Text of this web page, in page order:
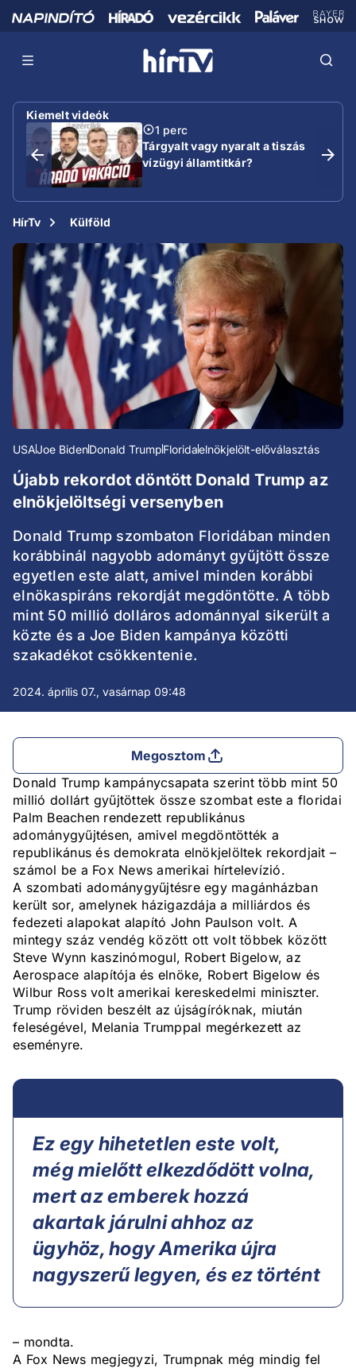
Kiemelt videók
1 perc
Tárgyalt vagy nyaralt a tiszás
vízügyi államtitkár?
HírTv Külföld
USAJoe BidenDonald TrumpFloridaelnökjelölt-előválasztás
Újabb rekordot döntött Donald Trump az
elnökjelöltségi versenyben
Donald Trump szombaton Floridában minden
korábbinál nagyobb adományt gyűjtött össze
egyetlen este alatt, amivel minden korábbi
elnökaspiráns rekordját megdöntötte. A több
mint 50 millió dolláros adománnyal sikerült a
közte és a Joe Biden kampánya közötti
szakadékot csökkentenie.
2024. április 07., vasárnap 09:48
Megosztom
Donald Trump kampánycsapata szerint több mint 50
millió dollárt gyűjtöttek össze szombat este a floridai
Palm Beachen rendezett republikánus
adománygyűjtésen, amivel megdöntötték a
republikánus és demokrata elnökjelöltek rekordjait –
számol be a Fox News amerikai hírtelevízió.
A szombati adománygyűjtésre egy magánházban
került sor, amelynek házigazdája a milliárdos és
fedezeti alapokat alapító John Paulson volt. A
mintegy száz vendég között ott volt többek között
Steve Wynn kaszinómogul, Robert Bigelow, az
Aerospace alapítója és elnöke, Robert Bigelow és
Wilbur Ross volt amerikai kereskedelmi miniszter.
Trump röviden beszélt az újságíróknak, miután
feleségével, Melania Trumppal megérkezett az
eseményre.
Ez egy hihetetlen este volt,
még mielőtt elkezdődött volna,
mert az emberek hozzá
akartak járulni ahhoz az
ügyhöz, hogy Amerika újra
nagyszerű legyen, és ez történt
– mondta.
A Fox News megjegyzi, Trumpnak még mindig fel